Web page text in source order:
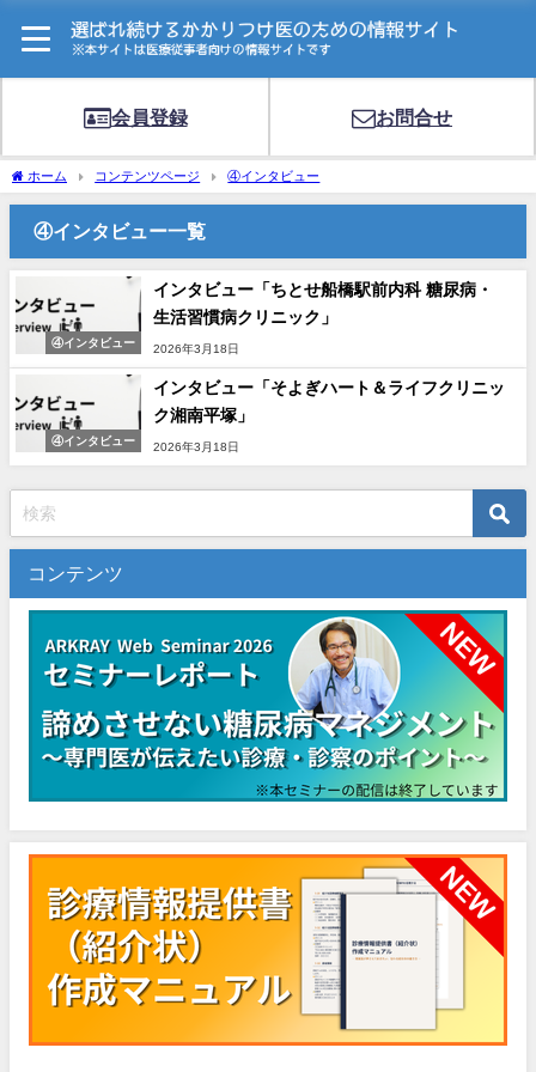
会員登録 お問合せ
ホーム コンテンツページ ④インタビュー
④インタビュー一覧
④インタビュー
インタビュー「ちとせ船橋駅前内科 糖尿病・
生活習慣病クリニック」
2026年3月18日
④インタビュー
インタビュー「そよぎハート＆ライフクリニッ
ク湘南平塚」
2026年3月18日
コンテンツ